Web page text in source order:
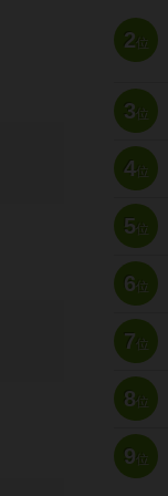
2位
3位
4位
5位
6位
7位
8位
9位